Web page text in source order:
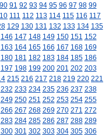
90 91 92 93 94 95 96 97 98 99
111 112 113 114 115 116 117
129 130 131 132 133 134 135
146 147 148 149 150 151 152
163 164 165 166 167 168 169
180 181 182 183 184 185 186
197 198 199 200 201 202 203
215 216 217 218 219 220 221
232 233 234 235 236 237 238
249 250 251 252 253 254 255
266 267 268 269 270 271 272
283 284 285 286 287 288 289
300 301 302 303 304 305 306